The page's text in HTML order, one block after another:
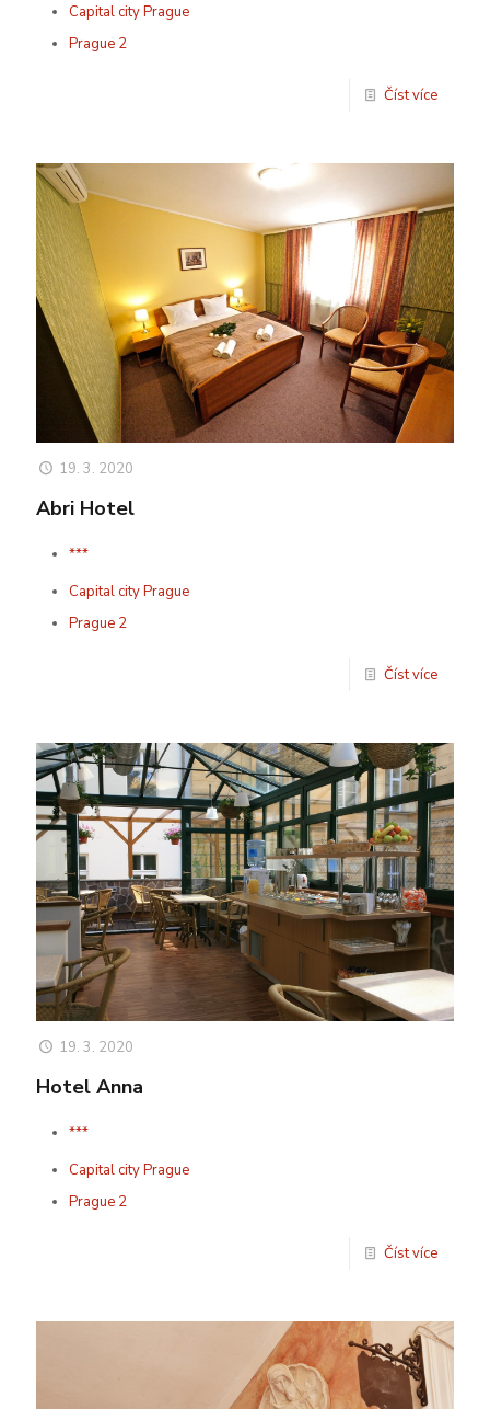
Capital city Prague
Prague 2
Číst více
19. 3. 2020
Abri Hotel
***
Capital city Prague
Prague 2
Číst více
19. 3. 2020
Hotel Anna
***
Capital city Prague
Prague 2
Číst více